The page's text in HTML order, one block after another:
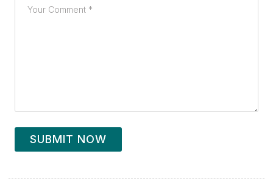
SUBMIT NOW